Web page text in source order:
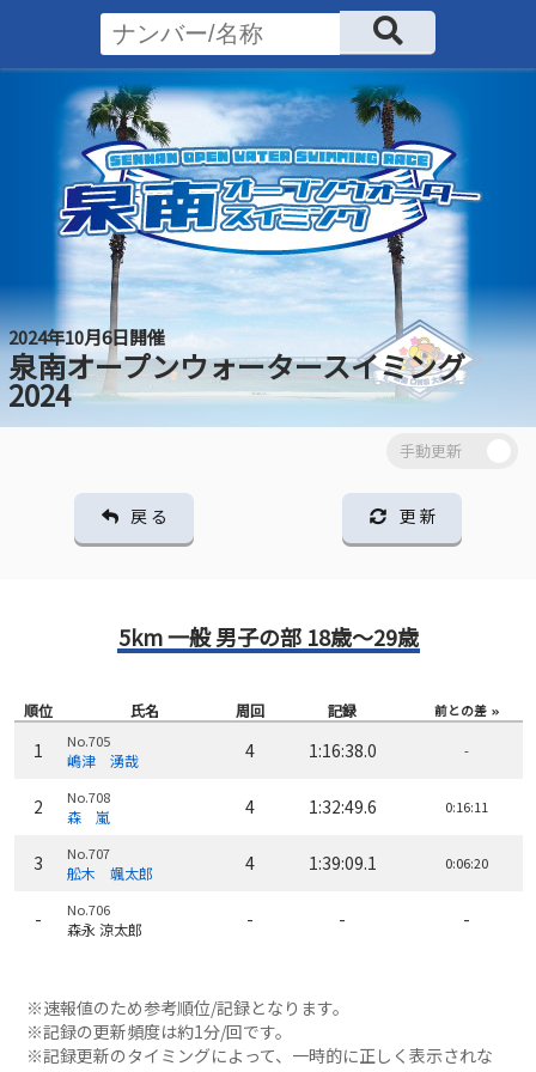
2024年10月6日開催
泉南オープンウォータースイミング
2024
戻 る 更 新
5km 一般 男子の部 18歳～29歳
順位 氏名 周回 記録 前との差
1 No.705
嶋津 湧哉 4 1:16:38.0 -
2 No.708
森 嵐 4 1:32:49.6 0:16:11
3 No.707
舩木 颯太郎 4 1:39:09.1 0:06:20
- No.706
森永 涼太郎 - - -
※速報値のため参考順位/記録となります。
※記録の更新頻度は約1分/回です。
※記録更新のタイミングによって、一時的に正しく表示されな